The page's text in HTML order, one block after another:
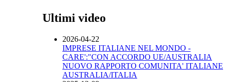
Ultimi video
2026-04-22
IMPRESE ITALIANE NEL MONDO -
CARE':"CON ACCORDO UE/AUSTRALIA
NUOVO RAPPORTO COMUNITA' ITALIANE
AUSTRALIA/ITALIA